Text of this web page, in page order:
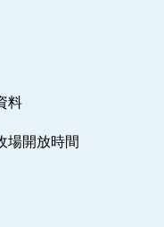
料
場開放時間